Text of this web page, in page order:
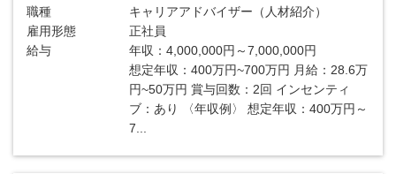
職種
キャリアアドバイザー（人材紹介）
雇用形態
正社員
給与
年収：4,000,000円～7,000,000円
想定年収：400万円~700万円 月給：28.6万
円~50万円 賞与回数：2回 インセンティ
ブ：あり 〈年収例〉 想定年収：400万円～
7...